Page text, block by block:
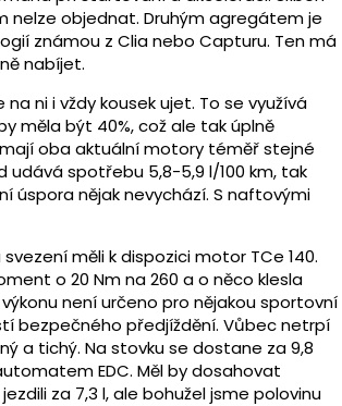
nelze objednat. Druhým agregátem je
známou z Clia nebo Capturu. Ten má
nabíjet.
ni i vždy kousek ujet. To se využívá
měla být 40%, což ale tak úplně
oba aktuální motory téměř stejné
udává spotřebu 5,8-5,9 l/100 km, tak
úspora nějak nevychází. S naftovými
měli k dispozici motor TCe 140.
o 20 Nm na 260 a o něco klesla
není určeno pro nějakou sportovní
bezpečného předjíždění. Vůbec netrpí
a tichý. Na stovku se dostane za 9,8
EDC. Měl by dosahovat
za 7,3 l, ale bohužel jsme polovinu